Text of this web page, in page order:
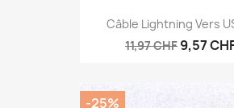
Câble Lightning Vers
11,97 CHF 9,57
-25%